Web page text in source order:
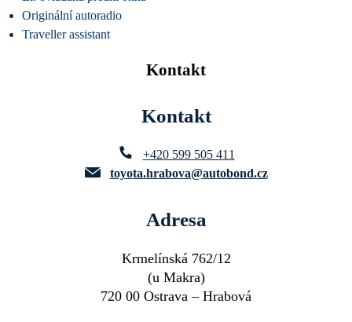
Originální autoradio
Traveller assistant
Kontakt
Kontakt
+420 599 505 411
toyota.hrabova@autobond.cz
Adresa
Krmelínská 762/12
(u Makra)
720 00 Ostrava – Hrabová